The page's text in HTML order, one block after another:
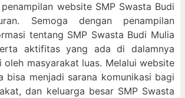
website SMP Swasta Budi
Semoga dengan penampilan
tentang SMP Swasta Budi Mulia
aktifitas yang ada di dalamnya
masyarakat luas. Melalui website
bisa menjadi sarana komunikasi bagi
dan keluarga besar SMP Swasta